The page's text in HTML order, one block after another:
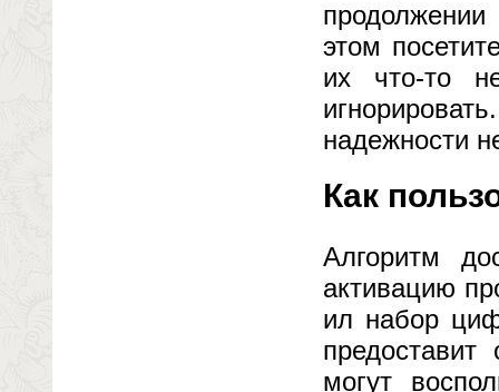
этом
их что-то
надежности
Как
Алгоритм
активацию
ил набор
могут